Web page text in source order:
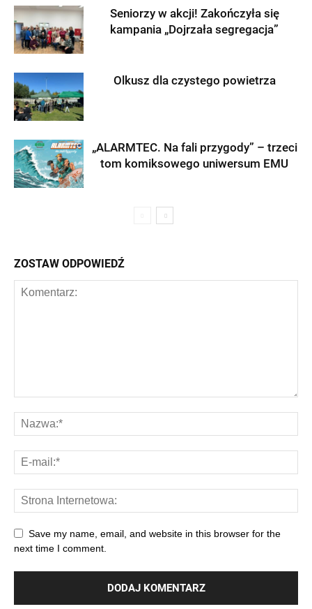
Seniorzy w akcji! Zakończyła się
kampania „Dojrzała segregacja”
Olkusz dla czystego powietrza
„ALARMTEC. Na fali przygody” – trzeci
tom komiksowego uniwersum EMU
ZOSTAW ODPOWIEDŹ
Save my name, email, and website in this browser for the
next time I comment.